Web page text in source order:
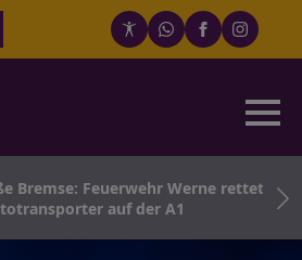
Bremse: Feuerwehr Werne rettet
auf der A1